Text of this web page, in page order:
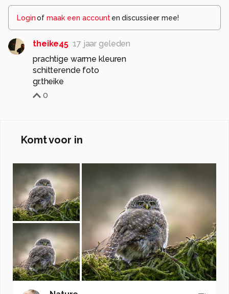
Loginof maak een account en discussieer mee!
theike45 17 jaar geleden
prachtige warme kleuren
schitterende foto
gr.theike
0
Komt voor in